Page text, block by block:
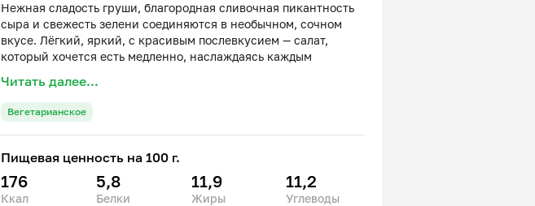
Нежная сладость груши, благородная сливочная пикантность
сыра и свежесть зелени соединяются в необычном, сочном
вкусе. Лёгкий, яркий, с красивым послевкусием — салат,
который хочется есть медленно, наслаждаясь каждым
Читать далее...
Вегетарианское
Пищевая ценность на 100 г.
176
Ккал
5,8
Белки
11,9
Жиры
11,2
Углеводы